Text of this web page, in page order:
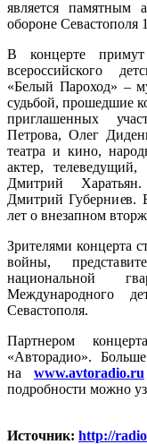
является памятным
обороне Севастополя
В концерте
всероссийского
«Белый Пароход» –
судьбой, прошедшие
приглашенных
Петрова, Олег
театра и кино,
актер,
Дмитрий
Дмитрий Губерниев.
лет о внезапном
Зрителями концерта
войны,
национальной
Международного
Севастополя.
Партнером
«Авторадио».
на www.avtoradio.ru
подробности можно
Источник: http://